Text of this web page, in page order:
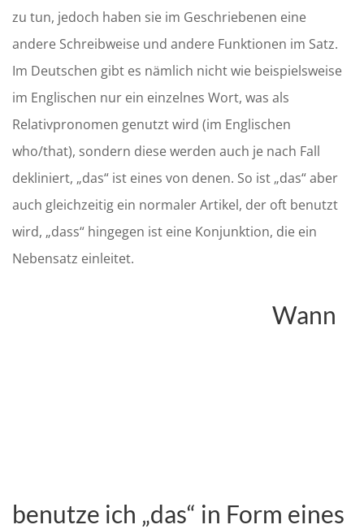
zu tun, jedoch haben sie im Geschriebenen eine
andere Schreibweise und andere Funktionen im Satz.
Im Deutschen gibt es nämlich nicht wie beispielsweise
im Englischen nur ein einzelnes Wort, was als
Relativpronomen genutzt wird (im Englischen
who/that), sondern diese werden auch je nach Fall
dekliniert, „das“ ist eines von denen. So ist „das“ aber
auch gleichzeitig ein normaler Artikel, der oft benutzt
wird, „dass“ hingegen ist eine Konjunktion, die ein
Nebensatz einleitet.
Wann
benutze ich „das“ in Form eines